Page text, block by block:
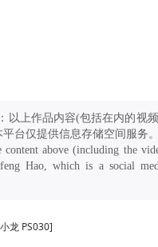
以上作品内容(包括在内的视
台仅提供信息存储空间服务。
content above (including the
Hao, which is a social
龙 PS030]